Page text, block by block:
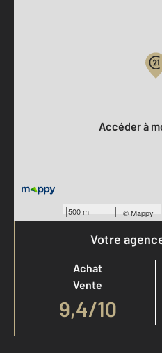
500 m ©Mappy
Accéder à
Votre
Achat
Vente
9,4/10